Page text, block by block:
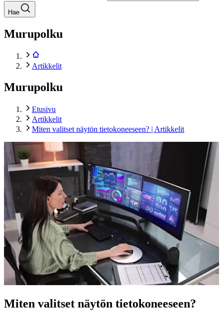
Hae
Murupolku
Artikkelit
Murupolku
Etusivu
Artikkelit
Miten valitset näytön tietokoneeseen? | Artikkelit
Miten valitset näytön tietokoneeseen?